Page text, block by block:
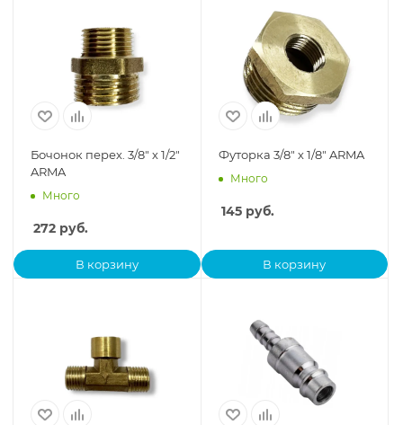
Бочонок перех. 3/8" х 1/2"
ARMA
Много
272 руб.
В корзину
Футорка 3/8" х 1/8" ARMA
Много
145руб.
В корзину